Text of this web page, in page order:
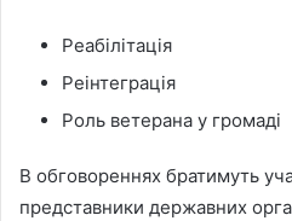
Реабiлiтацiя
Реiнтеграцiя
Роль ветерана у громадi
В обговореннях братимуть
представники державних